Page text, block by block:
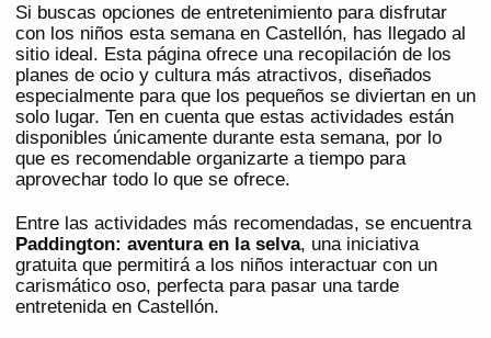
Si buscas opciones de entretenimiento para disfrutar
con los niños esta semana en Castellón, has llegado al
sitio ideal. Esta página ofrece una recopilación de los
planes de ocio y cultura más atractivos, diseñados
especialmente para que los pequeños se diviertan en un
solo lugar. Ten en cuenta que estas actividades están
disponibles únicamente durante esta semana, por lo
que es recomendable organizarte a tiempo para
aprovechar todo lo que se ofrece.
Entre las actividades más recomendadas, se encuentra
Paddington: aventura en la selva, una iniciativa
gratuita que permitirá a los niños interactuar con un
carismático oso, perfecta para pasar una tarde
entretenida en Castellón.